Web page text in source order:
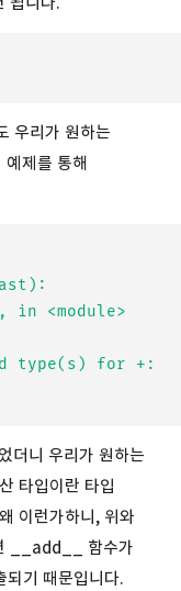
우리가 원하는
예제를 통해
type(s) for +:
더니 우리가 원하는
타입이란 타입
이런가하니, 위와
__add__ 함수가
기 때문입니다.